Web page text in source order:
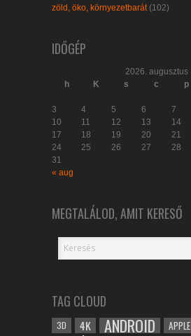
zöld, öko, környezetbarát(102)
IDŐGÉP
2026. augusztus
h
K s c p
3
4 5 6 7
10
11 12 13 14
17
18 19 20 21
24
25 26 27 28
31
« aug
MEGTALÁLOD, AMIT KERESŐ
TAG CLOUD
3D 4K ANDROID APPLE